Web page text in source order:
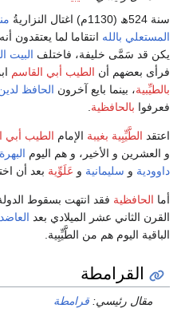
سنة 524ھ (1130م) اغتال النزاريةُ
المستعلي بالله انتقاما لما
يكن قد سَمَّى خليفة، فاختلف البيت
فرأى بعضهم أن الطيب أبي القاسم
بالطيِّبية، بينما بايع آخرون الحافظ
فعرفوا بالحافظية
اعتقد الطَّيِّبِية بغيبة الإمام الطيب أبي
و العشرين و الأخير، و هم اليوم البهرة
داوودية و سليمانية و عَلَوِّية بعد أن
أما الحافظية فقد انتهت بسقوط
القرن الثاني عشر الميلادي بعد
الباقية اليوم هم من الطَّيِّبِية.
القرامطة
مقال رئيسي:قرامطة